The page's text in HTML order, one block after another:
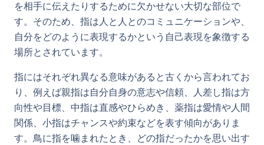
を相手に伝えたりするために欠かせない大切な部位で
す。そのため、指は人と人とのコミュニケーションや、
自分をどのように表現するかという自己表現を象徴する
場所とされています。
指にはそれぞれ異なる意味があると古くから言われてお
り、例えば親指は自分自身の意志や信頼、人差し指は方
向性や目標、中指は直感やひらめき、薬指は愛情や人間
関係、小指はチャンスや約束などを表す傾向がありま
す。鳥に指を噛まれたとき、どの指だったかを思い出す